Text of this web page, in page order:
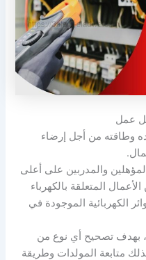
عمل
وطاقته من أجل إرضاء
والمدربين على أعلى
المتعلقة بالكهرباء
الكهربائية الموجودة في
تصحيح أي نوع من
متابعة المولدات وطريقة